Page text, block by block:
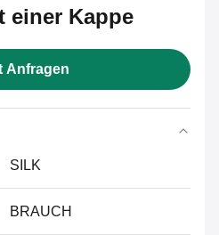
einer Kappe
Anfragen
SILK
BRAUCH